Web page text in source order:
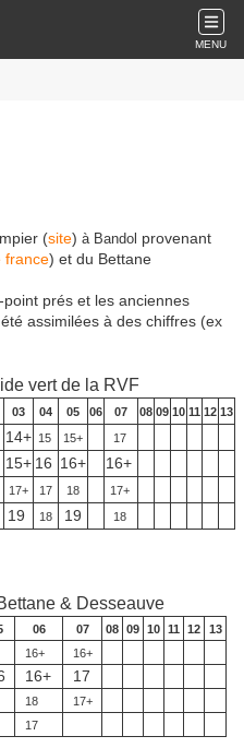
MENU
(site) à Bandol provenant
france) et du Bettane
prés et les anciennes
assimilées à des chiffres (ex
vert de la RVF
03 04 05 06 07 08 09 10 11 12 13
14+ 15 15+
17
15+ 16 16+ 16+
17+ 17 18
17+
19 18 19 18
& Desseauve
06 07 08 09 10 11 12
13
16+
16+
16+ 17
18
17+
17